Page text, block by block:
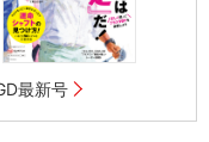
最新号